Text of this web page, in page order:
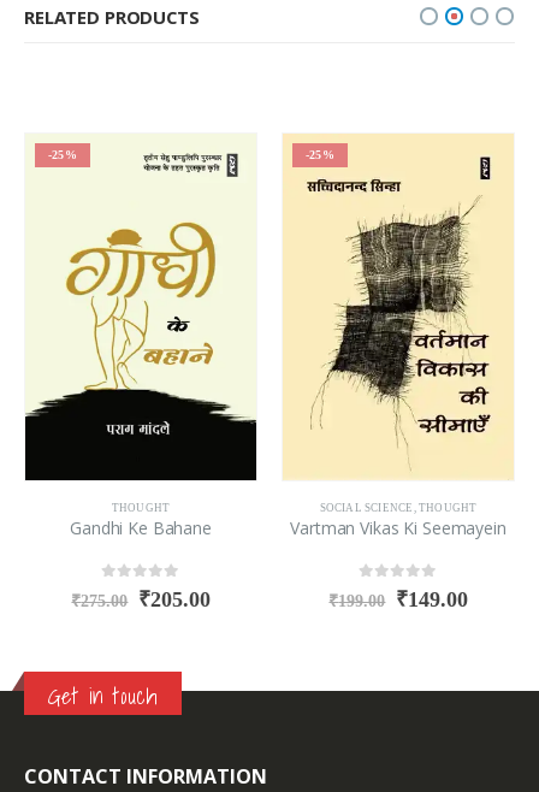
RELATED PRODUCTS
-25%
THOUGHT
Gandhi Ke Bahane
out of 5
₹275.00 ₹205.00
-25%
SOCIAL SCIENCE THOUGHT
Vartman Vikas Ki Seemayein
out of 5
₹199.00 ₹149.00
Get in touch
CONTACT INFORMATION